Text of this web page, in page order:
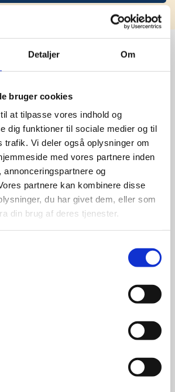
Detaljer Om
bruger cookies
at tilpasse vores indhold og
dig funktioner til sociale medier og til
trafik. Vi deler også oplysninger om
med vores partnere inden
annonceringspartnere og
partnere kan kombinere disse
du har givet dem, eller som
din brug af deres tjenester.
større
udvalg
sikre høj kvalitet og stor
samarbejder vi
de største og mest